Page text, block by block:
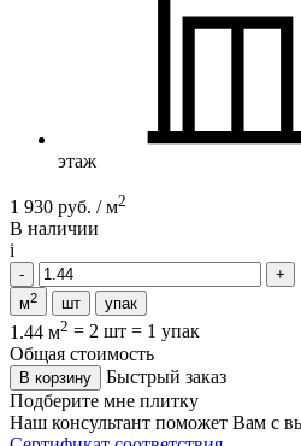
этаж
1 930 руб. / м2
В наличии
i
м2 шт упак
1.44 м2 = 2 шт = 1 упак
Общая стоимость
В корзину
Быстрый заказ
Подберите мне плитку
Наш консультант поможет Вам с